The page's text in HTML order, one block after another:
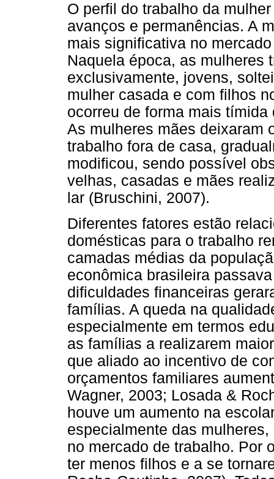
O perfil do trabalho da
avanços e permanências. A
mais significativa no
Naquela época, as mulheres
exclusivamente, jovens,
mulher casada e com filhos
ocorreu de forma mais
As mulheres mães deixaram
trabalho fora de casa,
modificou, sendo possível
velhas, casadas e mães
lar (Bruschini, 2007).
Diferentes fatores estão
domésticas para o trabalho
camadas médias da
econômica brasileira
dificuldades financeiras
famílias. A queda na
especialmente em termos
as famílias a realizarem
que aliado ao incentivo de
orçamentos familiares
Wagner, 2003; Losada &
houve um aumento na
especialmente das
no mercado de trabalho. Por
ter menos filhos e a se